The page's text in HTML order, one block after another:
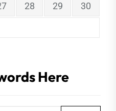
28 29
30
Here